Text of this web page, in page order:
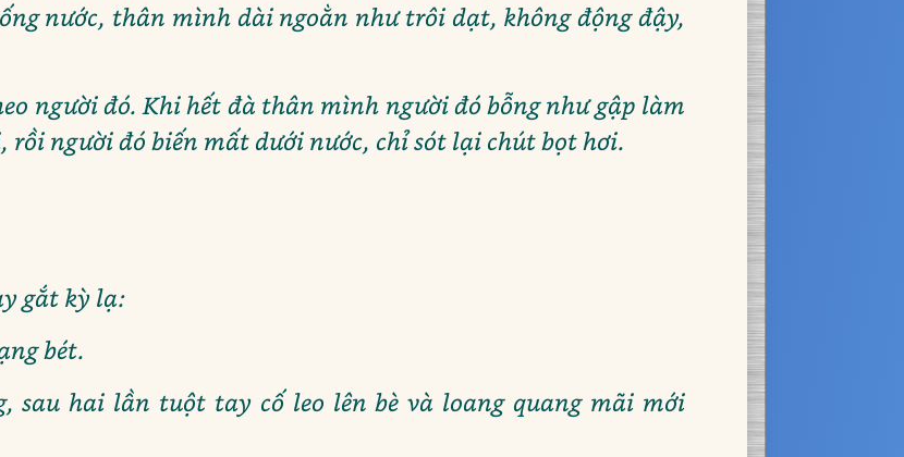
nước, thân mình dài ngoằn như trôi dạt, không động đậy,
người đó. Khi hết đà thân mình người đó bỗng như gập làm
rồi người đó biến mất dưới nước, chỉ sót lại chút bọt hơi.
gắt kỳ lạ:
bét.
sau hai lần tuột tay cố leo lên bè và loang quang mãi mới